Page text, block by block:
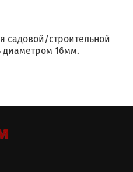
садовой/строительной
диаметром 16мм.